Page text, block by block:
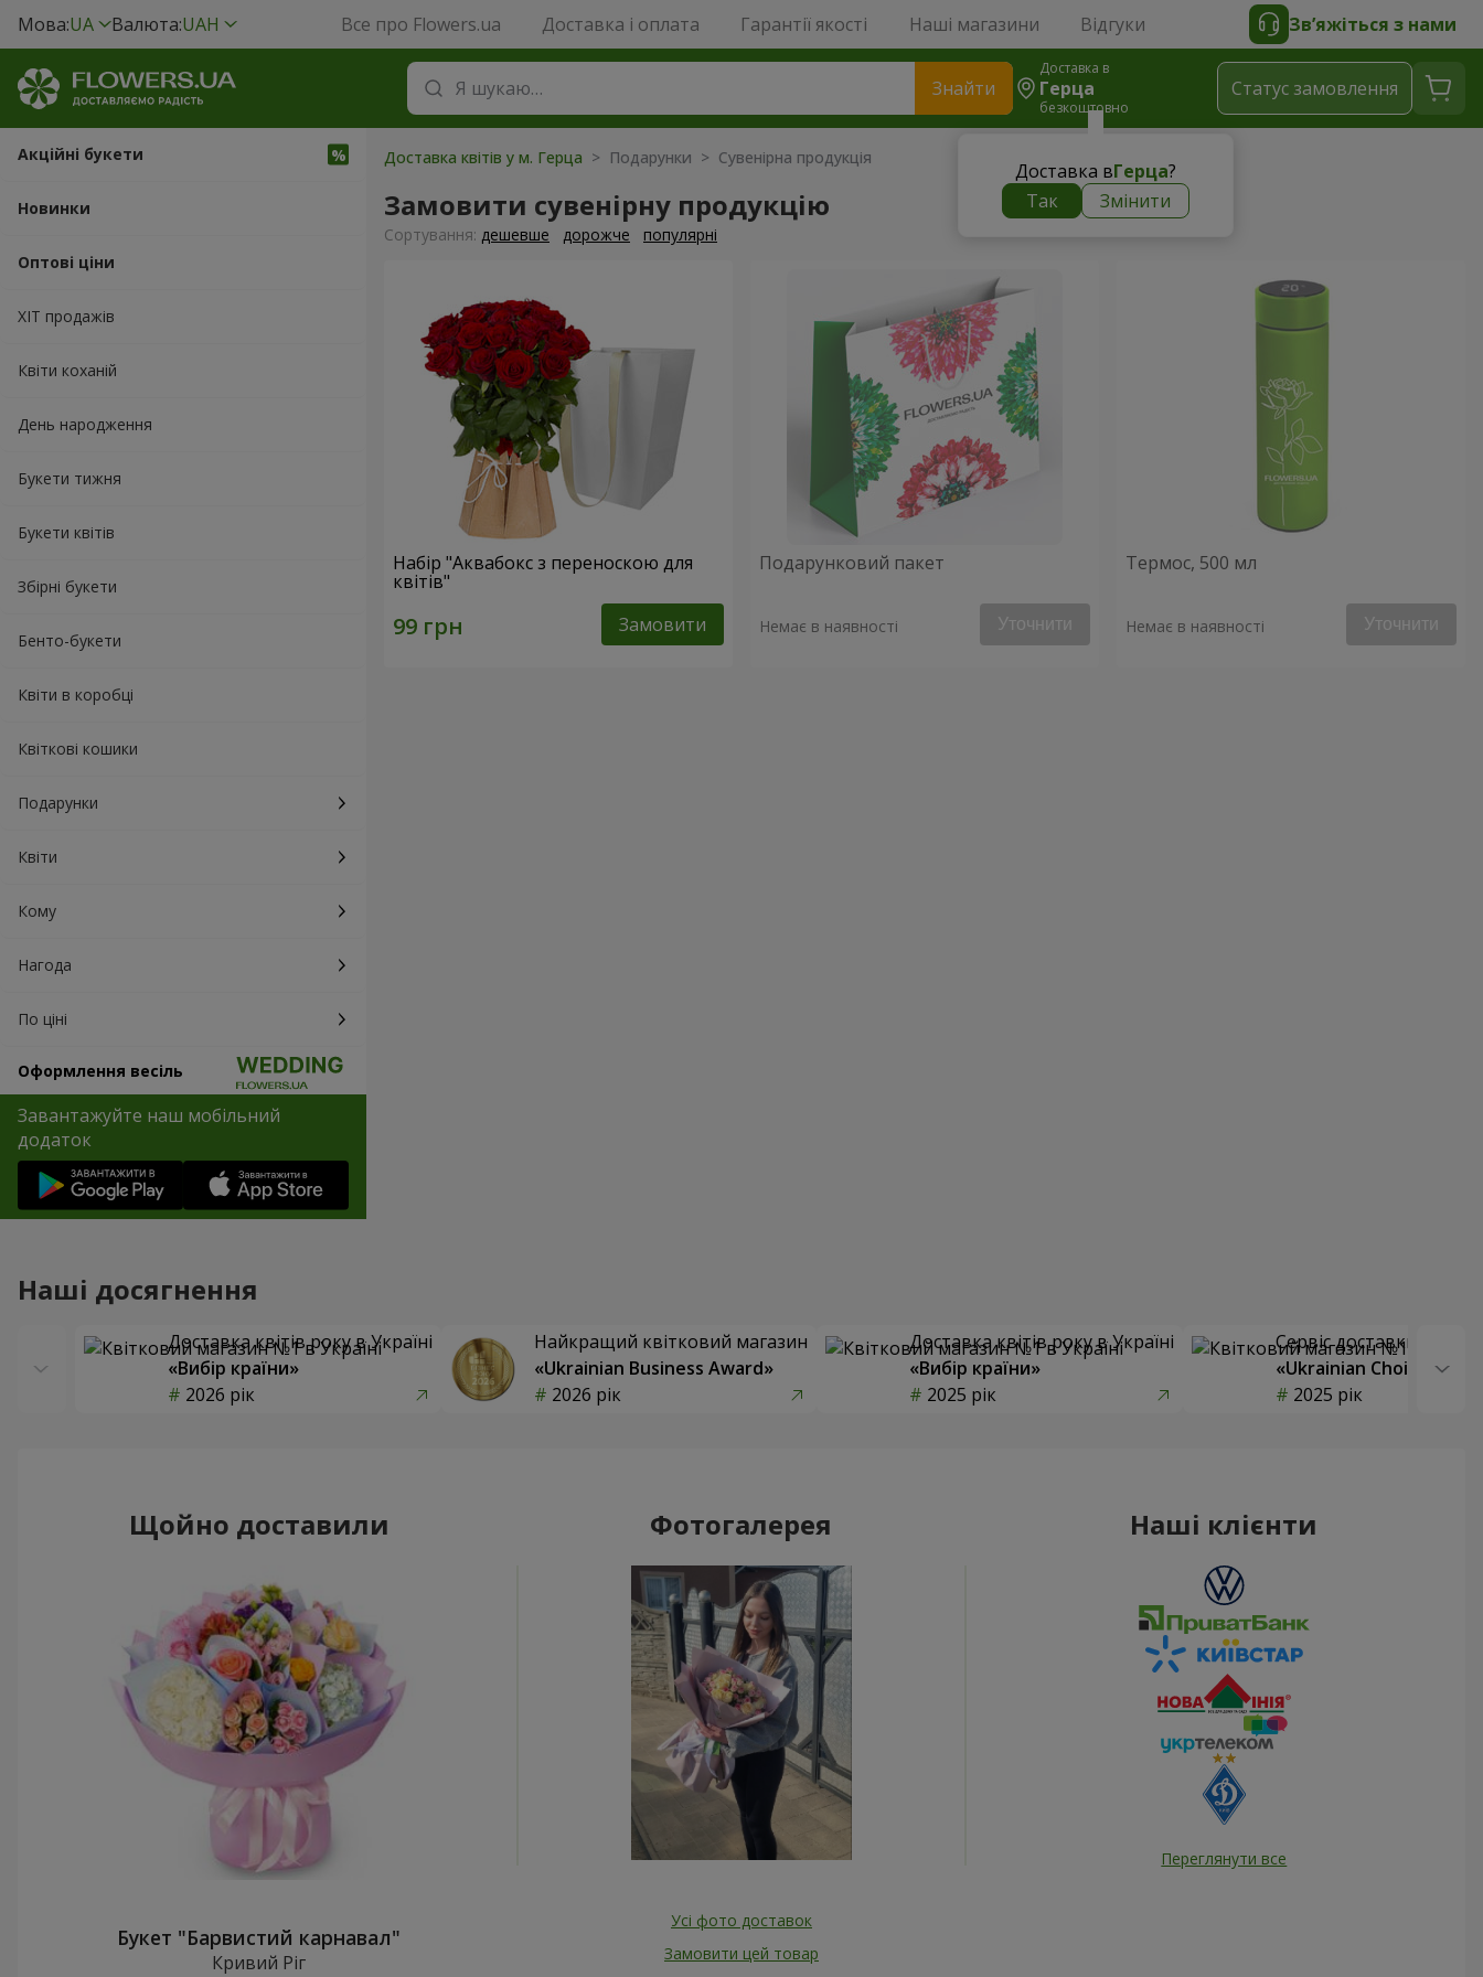
Мова:UA Валюта:UAH Все про Flowers.ua Доставка і оплата Гарантії якості Наші магазини Відгуки Зв’яжіться з нами
Знайти
Доставка в
Герца
безкоштовно
Доставка вГерца?
Так
Змінити
Статус замовлення
Акційні букети
Новинки
Оптові ціни
ХІТ продажів
Квіти коханій
День народження
Букети тижня
Букети квітів
Збірні букети
Бенто-букети
Квіти в коробці
Квіткові кошики
Подарунки
Квіти
Кому
Нагода
По ціні
Оформлення весіль
Завантажуйте наш мобільний
додаток
Доставка квітів у м. Герца > Подарунки > Сувенірна продукція
Замовити сувенірну продукцію
Сортування: дешевше дорожче популярні
Набір "Аквабокс з переноскою для
квітів"
Замовити
Подарунковий пакет
Немає в наявності Уточнити
Термос, 500 мл
Немає в наявності Уточнити
Наші досягнення
Доставка квітів року в Україні
«Вибір країни»
2026 рік
Найкращий квітковий магазин
«Ukrainian Business Award»
2026 рік
Доставка квітів року в Україні
«Вибір країни»
2025 рік
Сервіс доставки квітів
«Ukrainian Choice»
2025 рік
Щойно доставили
Букет "Барвистий карнавал"
Кривий Ріг
Фотогалерея
Усі фото доставок
Замовити цей товар
Наші клієнти
Переглянути все